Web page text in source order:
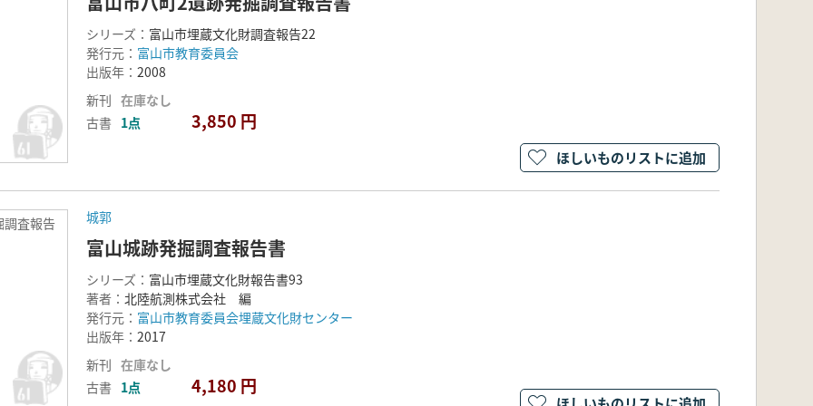
シリーズ： 富山市埋蔵文化財調査報告22
発行元： 富山市教育委員会
出版年： 2008
新刊 在庫なし
古書 1点 3,850 円
ほしいものリストに追加
調査報告
城郭
富山城跡発掘調査報告書
シリーズ： 富山市埋蔵文化財報告書93
著者： 北陸航測株式会社 編
発行元： 富山市教育委員会埋蔵文化財センター
出版年： 2017
新刊 在庫なし
古書 1点 4,180 円